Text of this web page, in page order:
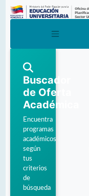
Buscador
de Oferta
Académica
Encuentra
programas
académicos
según
tus
criterios
de
búsqueda